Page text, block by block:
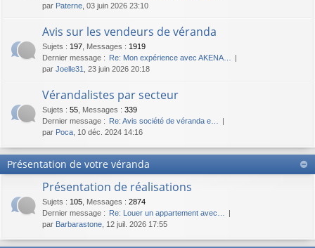
par Paterne , 03 juin 2026 23:10
Avis sur les vendeurs de véranda
Sujets : 197 Messages : 1919
Dernier message : Re: Mon expérience avec AKENA…
par Joelle31 , 23 juin 2026 20:18
Vérandalistes par secteur
Sujets : 55 Messages : 339
Dernier message : Re: Avis société de véranda e…
par Poca , 10 déc. 2024 14:16
Présentation de votre véranda
Présentation de réalisations
Sujets : 105 Messages : 2874
Dernier message : Re: Louer un appartement avec…
par Barbarastone , 12 juil. 2026 17:55